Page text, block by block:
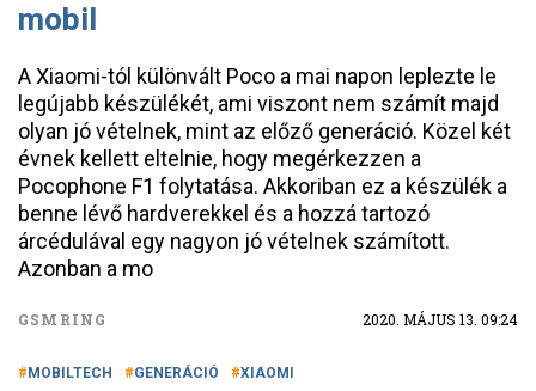
mobil
A Xiaomi-tól különvált Poco a mai napon leplezte le
legújabb készülékét, ami viszont nem számít majd
olyan jó vételnek, mint az előző generáció. Közel két
évnek kellett eltelnie, hogy megérkezzen a
Pocophone F1 folytatása. Akkoriban ez a készülék a
benne lévő hardverekkel és a hozzá tartozó
árcédulával egy nagyon jó vételnek számított.
Azonban a mo
GSMRING 2020. MÁJUS 13. 09:24
MOBILTECH GENERÁCIÓ XIAOMI